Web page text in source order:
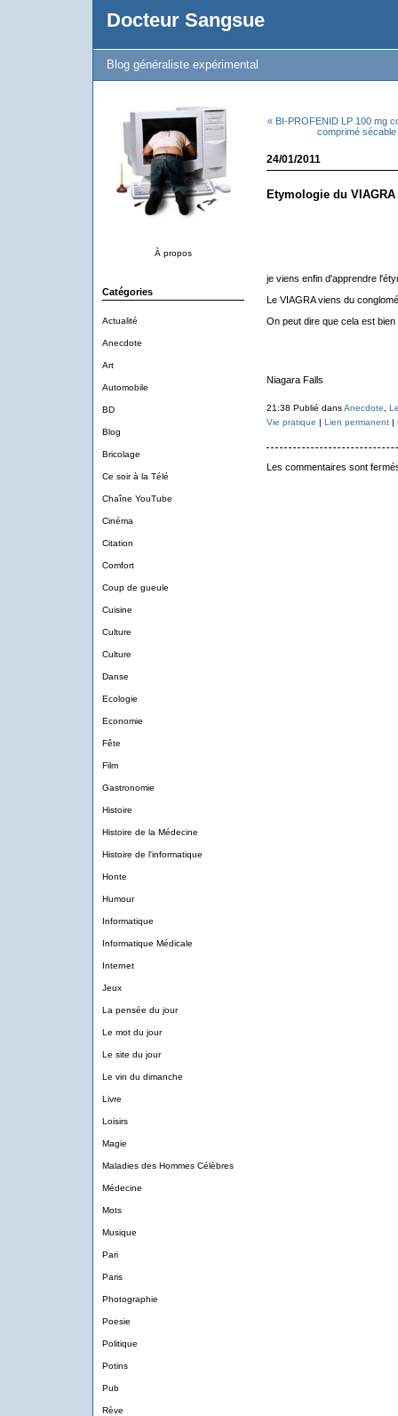
Docteur Sangsue
Blog généraliste expérimental
À propos
Catégories
Actualité
Anecdote
Art
Automobile
BD
Blog
Bricolage
Ce soir à la Télé
Chaîne YouTube
Cinéma
Citation
Comfort
Coup de gueule
Cuisine
Culture
Culture
Danse
Ecologie
Economie
Fête
Film
Gastronomie
Histoire
Histoire de la Médecine
Histoire de l'informatique
Honte
Humour
Informatique
Informatique Médicale
Internet
Jeux
La pensée du jour
Le mot du jour
Le site du jour
Le vin du dimanche
Livre
Loisirs
Magie
Maladies des Hommes Célèbres
Médecine
Mots
Musique
Pari
Paris
Photographie
Poesie
Politique
Potins
Pub
Rève
« BI-PROFENID LP 100 mg
comprimé sécable
24/01/2011
Etymologie du
je viens enfin d'apprendre
Le VIAGRA viens du
On peut dire que cela est bien
Niagara Falls
21:38 Publié dansAnecdote
Vie pratique | Lien permanent|
Les commentaires sont